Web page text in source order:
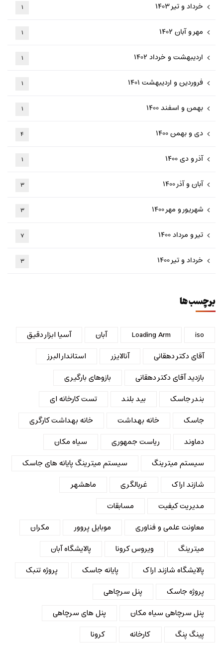
خرداد و تیر ۱۴۰۳ ۱
مهر و آبان ۱۴۰۲ ۱
اردیبهشت و خرداد ۱۴۰۲ ۱
فروردین و اردیبهشت ۱۴۰۱ ۱
بهمن و اسفند ۱۴۰۰ ۱
دی و بهمن ۱۴۰۰ ۴
آذر و دی ۱۴۰۰ ۱
آبان و آذر ۱۴۰۰ ۳
شهریور و مهر ۱۴۰۰ ۳
تیر و مرداد ۱۴۰۰ ۷
خرداد و تیر ۱۴۰۰ ۳
برچسب ها
iso
Loading Arm آبان
آسیا ابزار دقیق
آقای دکتر دهقانی
آنالایزر
استاندار البرز
بازدید آقای دکتر دهقانی
بازوهای بارگیری
بندر جاسک
بید بلند
تست کارخانه ای
جاسک
خانه بهداشت
خانه بهداشت کارگری
دماوند
ریاست جمهوری
سیاه مکان
سیستم میترینگ
سیستم میترینگ پایانه های جاسک
شازند اراک
غربالگری
ماهشهر
مدیریت کیفیت
مسابقات
معاونت علمی و فناوری
موبایل پروور
مکران
میترینگ
ویروس کرونا
پالایشگاه آبان
پالایشگاه شازند اراک
پایانه جاسک
پروژه تنبک
پروژه جاسک
پنل سرچاهی
پنل سرچاهی سیاه مکان
پنل های سرچاهی
پینگ پنگ
کارخانه
کرونا